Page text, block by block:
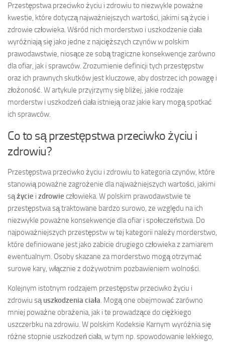
Przestępstwa przeciwko życiu i zdrowiu to niezwykle poważne
kwestie, które dotyczą najważniejszych wartości, jakimi są życie i
zdrowie człowieka. Wśród nich morderstwo i uszkodzenie ciała
wyróżniają się jako jedne z najcięższych czynów w polskim
prawodawstwie, niosące ze sobą tragiczne konsekwencje zarówno
dla ofiar, jak i sprawców. Zrozumienie definicji tych przestępstw
oraz ich prawnych skutków jest kluczowe, aby dostrzec ich powagę i
złożoność. W artykule przyjrzymy się bliżej, jakie rodzaje
morderstw i uszkodzeń ciała istnieją oraz jakie kary mogą spotkać
ich sprawców.
Co to są przestępstwa przeciwko życiu i
zdrowiu?
Przestępstwa przeciwko życiu i zdrowiu to kategoria czynów, które
stanowią poważne zagrożenie dla najważniejszych wartości, jakimi
sążycie i zdrowie człowieka. W polskim prawodawstwie te
przestępstwa są traktowane bardzo surowo, ze względu na ich
niezwykle poważne konsekwencje dla ofiar i społeczeństwa. Do
najpoważniejszych przestępstw w tej kategorii należy morderstwo,
które definiowane jest jako zabicie drugiego człowieka z zamiarem
ewentualnym. Osoby skazane za morderstwo mogą otrzymać
surowe kary, włącznie z dożywotnim pozbawieniem wolności.
Kolejnym istotnym rodzajem przestępstw przeciwko życiu i
zdrowiu sąuszkodzenia ciała. Mogą one obejmować zarówno
mniej poważne obrażenia, jak i te prowadzące do ciężkiego
uszczerbku na zdrowiu. W polskim Kodeksie Karnym wyróżnia się
różne stopnie uszkodzeń ciała, w tym np. spowodowanie lekkiego,